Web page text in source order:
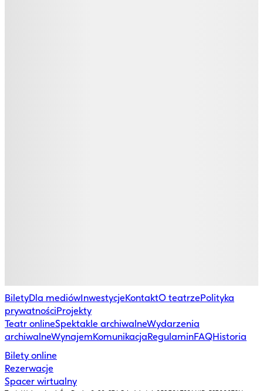
BiletyDla mediówInwestycjeKontaktO teatrzePolityka
prywatnościProjekty
Teatr onlineSpektakle archiwalneWydarzenia
archiwalneWynajemKomunikacjaRegulaminFAQHistoria
Bilety online
Rezerwacje
Spacer wirtualny